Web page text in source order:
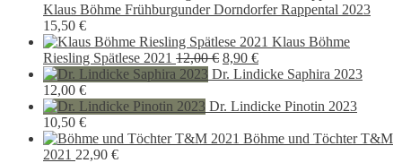
Klaus Böhme Frühburgunder Dorndorfer Rappental 2023
15,50 €
Klaus Böhme
Riesling Spätlese 2021 12,00€ Ursprünglicher
Preis
12,00 €
8,90 €Aktueller
Preis
8,90 €.
Dr. Lindicke Saphira 2023
12,00 €
Dr. Lindicke Pinotin 2023
10,50 €
Böhme und Töchter T&M
2021 22,90 €